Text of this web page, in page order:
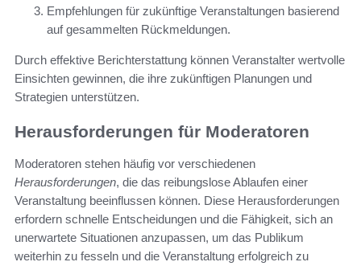
Empfehlungen für zukünftige Veranstaltungen basierend
auf gesammelten Rückmeldungen.
Durch effektive Berichterstattung können Veranstalter wertvolle
Einsichten gewinnen, die ihre zukünftigen Planungen und
Strategien unterstützen.
Herausforderungen für Moderatoren
Moderatoren stehen häufig vor verschiedenen
Herausforderungen, die das reibungslose Ablaufen einer
Veranstaltung beeinflussen können. Diese Herausforderungen
erfordern schnelle Entscheidungen und die Fähigkeit, sich an
unerwartete Situationen anzupassen, um das Publikum
weiterhin zu fesseln und die Veranstaltung erfolgreich zu